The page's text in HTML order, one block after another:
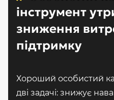
інструмент
зниження
підтримку
Хороший особистий
дві задачі: знижує